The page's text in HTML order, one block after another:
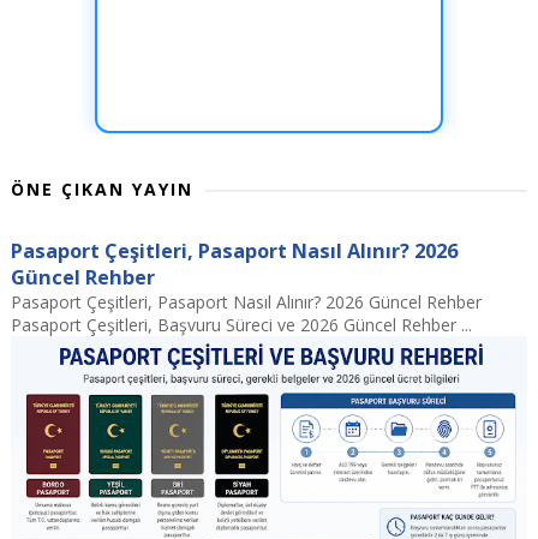
ÖNE ÇIKAN YAYIN
Pasaport Çeşitleri, Pasaport Nasıl Alınır? 2026
Güncel Rehber
Pasaport Çeşitleri, Pasaport Nasıl Alınır? 2026 Güncel Rehber
Pasaport Çeşitleri, Başvuru Süreci ve 2026 Güncel Rehber ...